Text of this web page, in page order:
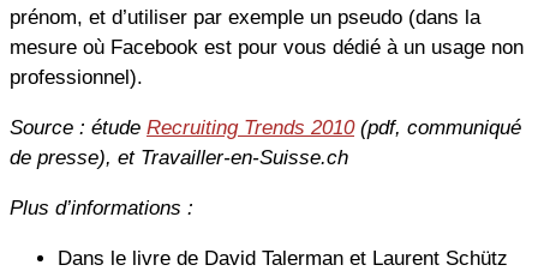
prénom, et d’utiliser par exemple un pseudo (dans la
mesure où Facebook est pour vous dédié à un usage non
professionnel).
Source : étude Recruiting Trends 2010(pdf, communiqué
de presse), et Travailler-en-Suisse.ch
Plus d’informations :
Dans le livre de David Talerman et Laurent Schütz